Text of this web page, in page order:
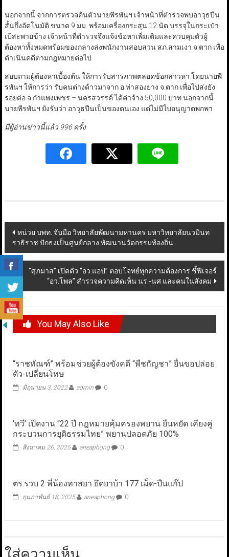
นอกจากนี้ จากการตรวจค้นตัวนายพีรพันฯ เจ้าหน้าที่ตำรวจพบอาวุธปืน
สั้นกึ่งอัตโนมัติ ขนาด 9 มม. พร้อมเครื่องกระสุน 12 นัด บรรจุในกระเป๋า
เป้สะพายข้าง เจ้าหน้าที่ตำรวจจึงแจ้งข้อหาเพิ่มเติมและควบคุมตัวผู้
ต้องหาทั้งหมดพร้อมของกลางส่งพนักงานสอบสวน สภ.สามเงา จ.ตาก เพื่อ
ดำเนินคดีตามกฎหมายต่อไป
สอบถามผู้ต้องหาเบื้องต้น ให้การรับสารภาพตลอดข้อกล่าวหา โดยนายพี
รพันฯ ให้การว่า รับคนต่างด้าวมาจาก อ.ท่าสองยาง จ.ตาก เพื่อไปส่งยัง
รอยต่อ จ.กำแพงเพชร – นครสวรรค์ได้ค่าจ้าง 50,000 บาท นอกจากนี้
นายพีรพันฯ ยังรับว่า อาวุธปืนเป็นของตนเอง แต่ไม่มีใบอนุญาตพกพา
มีผู้อ่านข่าวนี้แล้ว 996 ครั้ง
Post
navigation
หน่วย บพท. จับมือ วิทยาลัยพัฒนามหานคร มหาวิทยาลัยนวมินท
ราธิราช ปักธงเป็นศูนย์กลาง พัฒนานวัตกรรมท้องถิ่น
“ศุภมาส” เปิดตัว “อว.แอป” ตอบโจทย์ทุกความต้องการ ชี้ฟีเจอร์
“อว.โพล” สำรวจความคิดเห็น นร.-นศ และคนในสังคม
You May Also Like
“ราชทัณฑ์” พร้อมช่วยผู้ต้องขังคดี “พืชกัญชา” ยื่นขอปล่อย
ตัว-เปลี่ยนโทษ
มิถุนายน 3, 2022 admin 0
‘ทวี’ เปิดงาน “22 ปี กฎหมายคุ้มครองพยาน ยืนหยัด เคียงคู่
กระบวนการยุติธรรมไทย” พยานปลอดภัย 100%
สิงหาคม 26, 2025 aneaphong 0
ตร.รวบ 2 พี่น้องทาสยา ยึดยาบ้า 177 เม็ด-ปืนแก๊ป
กุมภาพันธ์ 18, 2025 aneaphong 0